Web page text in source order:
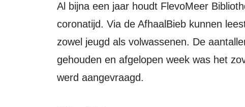
Al bijna een jaar houdt FlevoMeer Bibliotheek haar leden aan het lezen in
coronatijd. Via de AfhaalBieb kunnen
zowel jeugd als volwassenen. De
gehouden en afgelopen week was het
werd aangevraagd.